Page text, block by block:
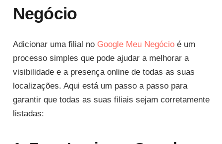
Negócio
Adicionar uma filial no Google Meu Negócioé um
processo simples que pode ajudar a melhorar a
visibilidade e a presença online de todas as suas
localizações. Aqui está um passo a passo para
garantir que todas as suas filiais sejam corretamente
listadas: